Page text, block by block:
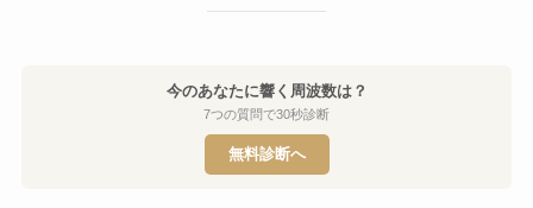
今のあなたに響く周波数は？
7つの質問で30秒診断
無料診断へ